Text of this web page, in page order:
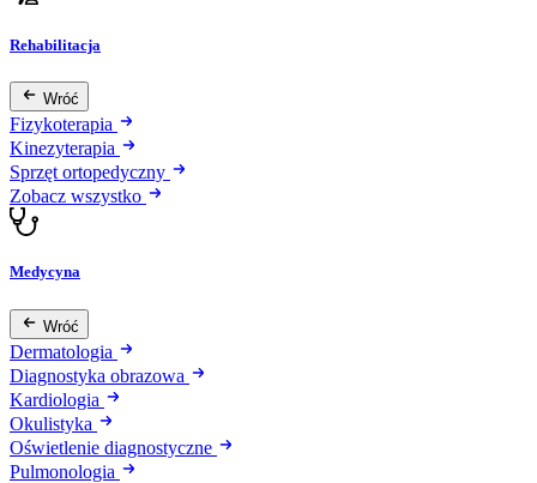
Rehabilitacja
Wróć
Fizykoterapia
Kinezyterapia
Sprzęt ortopedyczny
Zobacz wszystko
Medycyna
Wróć
Dermatologia
Diagnostyka obrazowa
Kardiologia
Okulistyka
Oświetlenie diagnostyczne
Pulmonologia